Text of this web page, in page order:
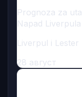
Prognoza za
Napad
Liverpul i Lester
28 август